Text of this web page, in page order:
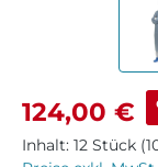
124,00 €
Inhalt: 12 Stück